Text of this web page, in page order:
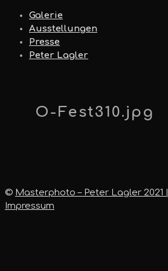
Galerie
Ausstellungen
Presse
Peter Lagler
O-Fest310.jpg
© Masterphoto – Peter Lagler 2021 |
Impressum